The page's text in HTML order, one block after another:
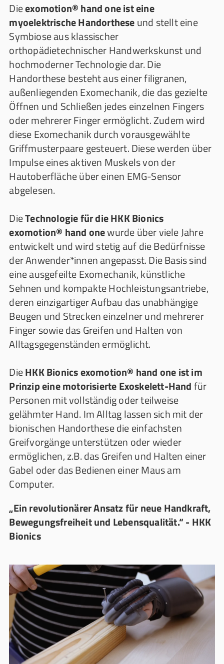
Dieexomotion® hand one ist eine
myoelektrische Handortheseund stellt eine
Symbiose aus klassischer
orthopädietechnischer Handwerkskunst und
hochmoderner Technologie dar. Die
Handorthese besteht aus einer filigranen,
außenliegenden Exomechanik, die das gezielte
Öffnen und Schließen jedes einzelnen Fingers
oder mehrerer Finger ermöglicht. Zudem wird
diese Exomechanik durch vorausgewählte
Griffmusterpaare gesteuert. Diese werden über
Impulse eines aktiven Muskels von der
Hautoberfläche über einen EMG-Sensor
abgelesen.
DieTechnologie für die HKK Bionics
exomotion® hand onewurde über viele Jahre
entwickelt und wird stetig auf die Bedürfnisse
der Anwender*innen angepasst. Die Basis sind
eine ausgefeilte Exomechanik, künstliche
Sehnen und kompakte Hochleistungsantriebe,
deren einzigartiger Aufbau das unabhängige
Beugen und Strecken einzelner und mehrerer
Finger sowie das Greifen und Halten von
Alltagsgegenständen ermöglicht.
DieHKK Bionics exomotion® hand one ist im
Prinzip eine motorisierte Exoskelett-Handfür
Personen mit vollständig oder teilweise
gelähmter Hand. Im Alltag lassen sich mit der
bionischen Handorthese die einfachsten
Greifvorgänge unterstützen oder wieder
ermöglichen, z.B. das Greifen und Halten einer
Gabel oder das Bedienen einer Maus am
Computer.
„Ein revolutionärer Ansatz für neue Handkraft,
Bewegungsfreiheit und Lebensqualität.“ - HKK
Bionics